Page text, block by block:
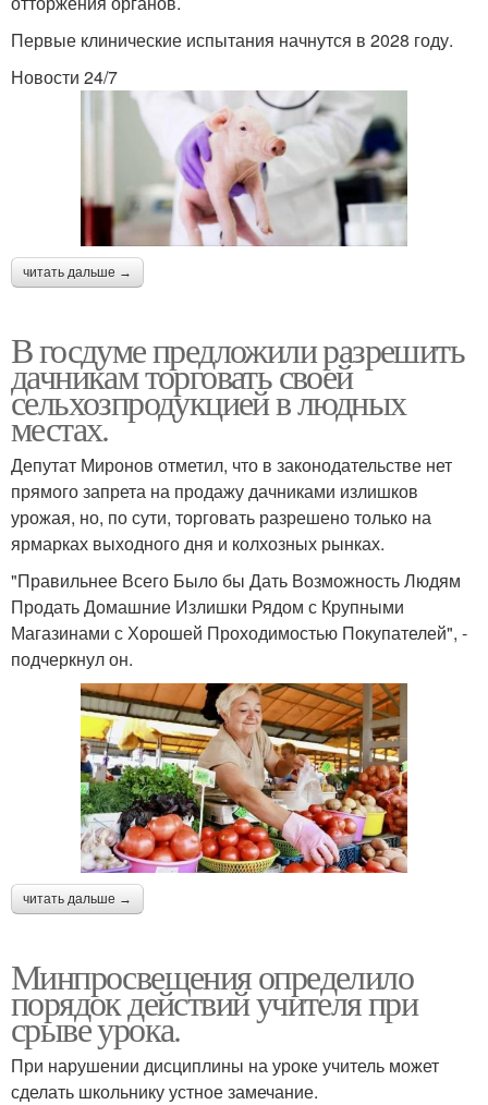
Первые клинические испытания начнутся в 2028 году.
Новости 24/7
читать дальше →
В госдуме предложили разрешить
дачникам торговать своей
сельхозпродукцией в людных
местах.
Депутат Миронов отметил, что в законодательстве нет
прямого запрета на продажу дачниками излишков
урожая, но, по сути, торговать разрешено только на
ярмарках выходного дня и колхозных рынках.
"Правильнее Всего Было бы Дать Возможность Людям
Продать Домашние Излишки Рядом с Крупными
Магазинами с Хорошей Проходимостью Покупателей", -
подчеркнул он.
читать дальше →
Минпросвещения определило
порядок действий учителя при
срыве урока.
При нарушении дисциплины на уроке учитель может
сделать школьнику устное замечание.